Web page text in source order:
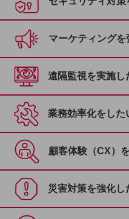
職場環境整備
地域共創・地方創生
セキュリティ対策
遠隔監視
顧客体験（CX）改善
自動化・省電化
人材不足解消
業種・業態で探す
業種・業態で探すTOP
自治体
一次産業
マーケティングを
遠隔監視を実施し
業務効率化をした
顧客体験（CX）
災害対策を強化し